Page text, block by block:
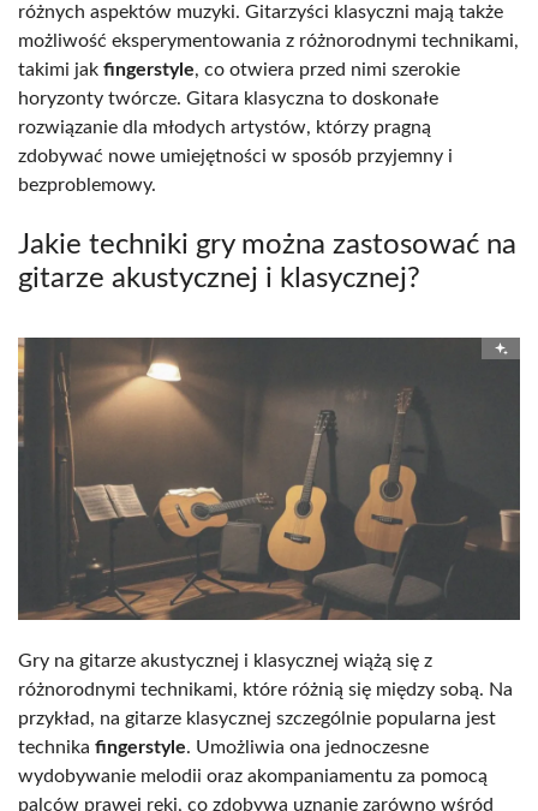
różnych aspektów muzyki. Gitarzyści klasyczni mają także
możliwość eksperymentowania z różnorodnymi technikami,
takimi jak fingerstyle, co otwiera przed nimi szerokie
horyzonty twórcze. Gitara klasyczna to doskonałe
rozwiązanie dla młodych artystów, którzy pragną
zdobywać nowe umiejętności w sposób przyjemny i
bezproblemowy.
Jakie techniki gry można zastosować na
gitarze akustycznej i klasycznej?
Gry na gitarze akustycznej i klasycznej wiążą się z
różnorodnymi technikami, które różnią się między sobą. Na
przykład, na gitarze klasycznej szczególnie popularna jest
technika fingerstyle. Umożliwia ona jednoczesne
wydobywanie melodii oraz akompaniamentu za pomocą
palców prawej ręki, co zdobywa uznanie zarówno wśród